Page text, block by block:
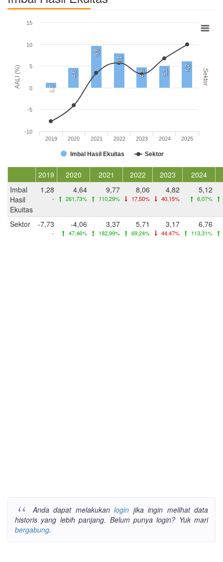
AALI (%) Sektor
1,3
4,6
9,8
8,1
4,8
5,1
6,2
Imbal Hasil Ekuitas Sektor
2019 2020 2021 2022 2023 2024 2025
-10
-5
0
5
10
15
2019 2020 2021 2022 2023 2024
Imbal
Hasil
Ekuitas
1,28
-
4,64
261,73%
9,77
110,29%
8,06
17,50%
4,82
40,15%
5,12
6,07%
Sektor -7,73
-
-4,06
47,46%
3,37
182,99%
5,71
69,24%
3,17
44,47%
6,76
113,31%
Anda dapat melakukanlogin jika ingin melihat data
historis yang lebih panjang. Belum punya login? Yuk mari
bergabung.